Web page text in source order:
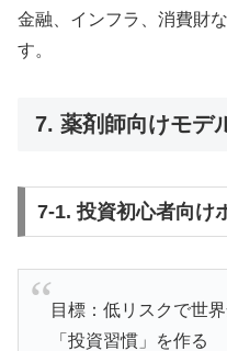
金融、インフラ、消費財
す。
7. 薬剤師向けモデ
7-1. 投資初心者向け
目標：低リスクで世
「投資習慣」を作る